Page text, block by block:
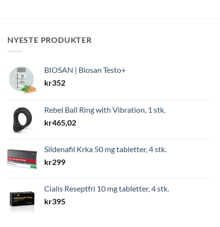
NYESTE PRODUKTER
BIOSAN | Biosan Testo+
kr352
Rebel Ball Ring with Vibration, 1 stk.
kr465,02
Sildenafil Krka 50 mg tabletter, 4 stk.
kr299
Cialis Reseptfri 10 mg tabletter, 4 stk.
kr395